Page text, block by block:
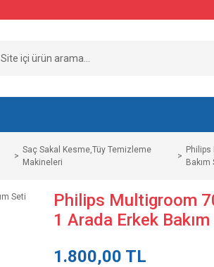
Saç Sakal Kesme,Tüy Temizleme
Makineleri
Bakım
Philips Multigroom
1 Arada Erkek
1.800,00 TL